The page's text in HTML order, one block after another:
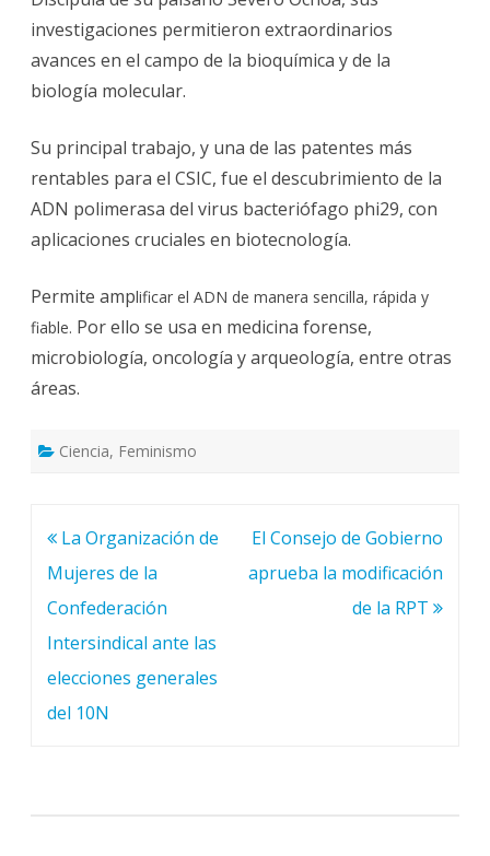
investigaciones permitieron extraordinarios
avances en el campo de la bioquímica y de la
biología molecular.
Su principal trabajo, y una de las patentes más
rentables para el CSIC, fue el descubrimiento de la
ADN polimerasa del virus bacteriófago phi29, con
aplicaciones cruciales en biotecnología.
Permite amplificar el ADN de manera sencilla, rápida y
fiable. Por ello se usa en medicina forense,
microbiología, oncología y arqueología, entre otras
áreas.
Ciencia, Feminismo
Navegación
de
entradas
La Organización de
Mujeres de la
Confederación
Intersindical ante las
elecciones generales
del 10N
El Consejo de Gobierno
aprueba la modificación
de la RPT